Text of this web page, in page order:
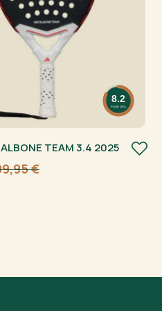
8.2
PADELFUL
TEAM 3.4 2025
€